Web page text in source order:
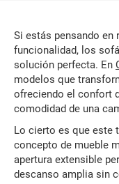
Si estás pensando en
funcionalidad, los
solución perfecta. En
modelos que
ofreciendo el confort
comodidad de una
Lo cierto es que este
concepto de mueble
apertura extensible
descanso amplia sin